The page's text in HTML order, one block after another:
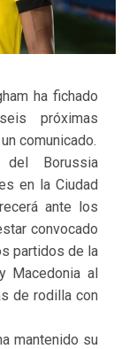
ha fichado
próximas
comunicado.
del Borussia
en la Ciudad
ante los
convocado
partidos de la
Macedonia al
de rodilla con
mantenido su